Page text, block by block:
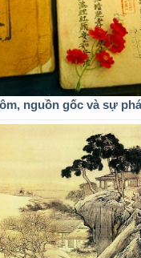
nguồn gốc và sự